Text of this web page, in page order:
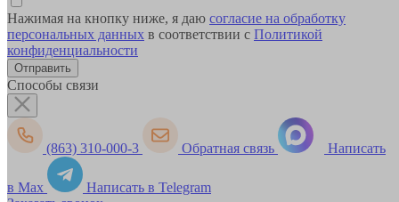
Нажимая на кнопку ниже, я даю согласие на обработку
персональных данных в соответствии с Политикой
конфиденциальности
Способы связи
(863) 310-000-3 Обратная связь Написать
в Max
Написать в Telegram